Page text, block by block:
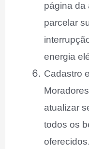
página da
parcelar
energia
Cadastro
atualizar
todos os
oferecidos.